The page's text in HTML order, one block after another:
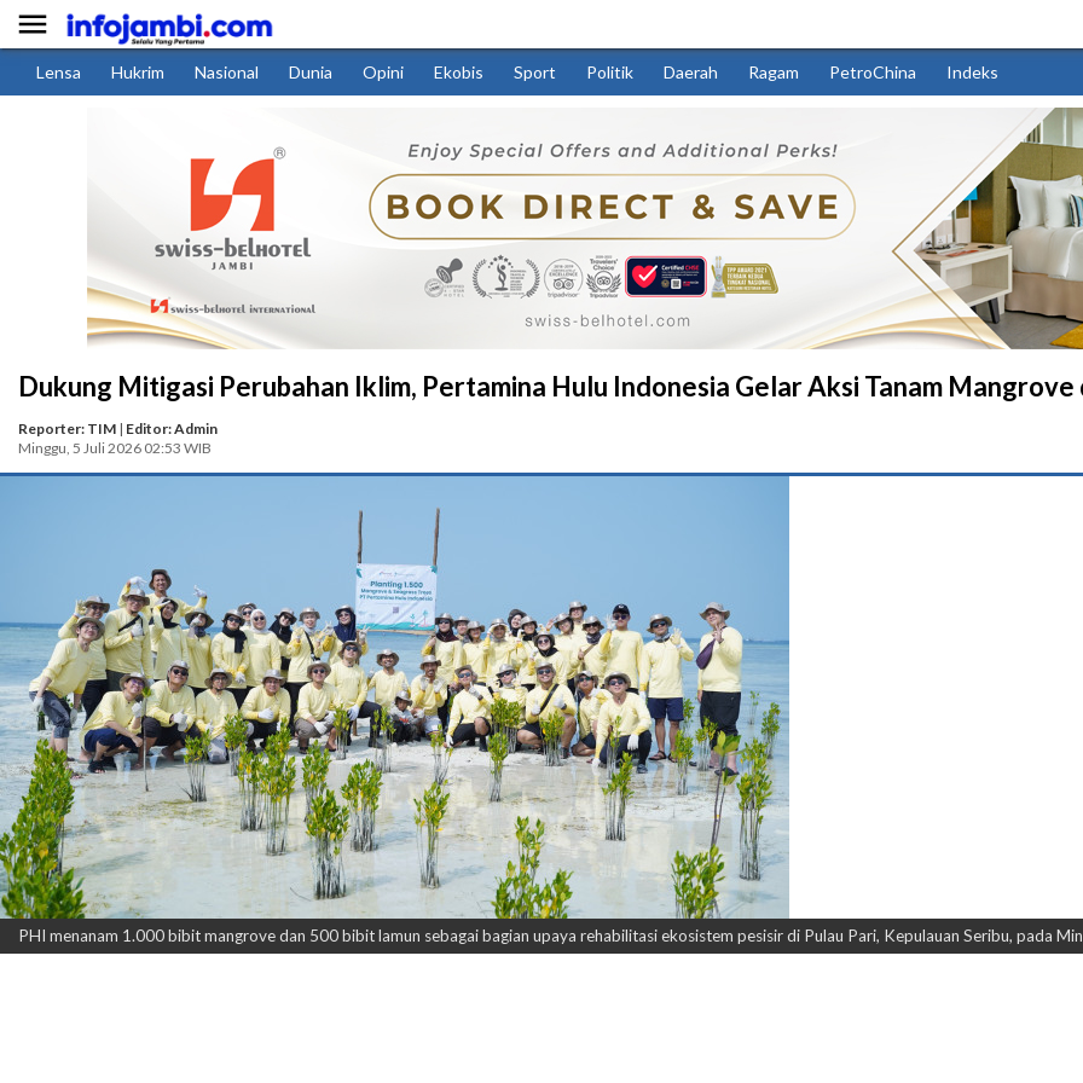

Lensa Hukrim Nasional Dunia Opini Ekobis Sport Politik Daerah Ragam PetroChina Indeks
Dukung Mitigasi Perubahan Iklim, Pertamina Hulu Indonesia Gelar Aksi Tanam Mangrove
Reporter: TIM | Editor: Admin
Minggu, 5 Juli 2026 02:53 WIB
PHI menanam 1.000 bibit mangrove dan 500 bibit lamun sebagai bagian upaya rehabilitasi ekosistem pesisir di Pulau Pari, Kepulauan Seribu, pada